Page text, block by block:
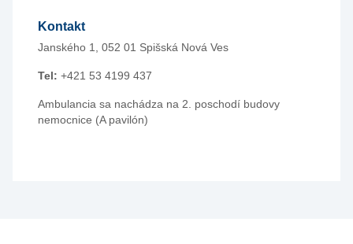
Kontakt
Janského 1, 052 01 Spišská Nová Ves
Tel: +421 53 4199 437
Ambulancia sa nachádza na 2. poschodí budovy
nemocnice (A pavilón)